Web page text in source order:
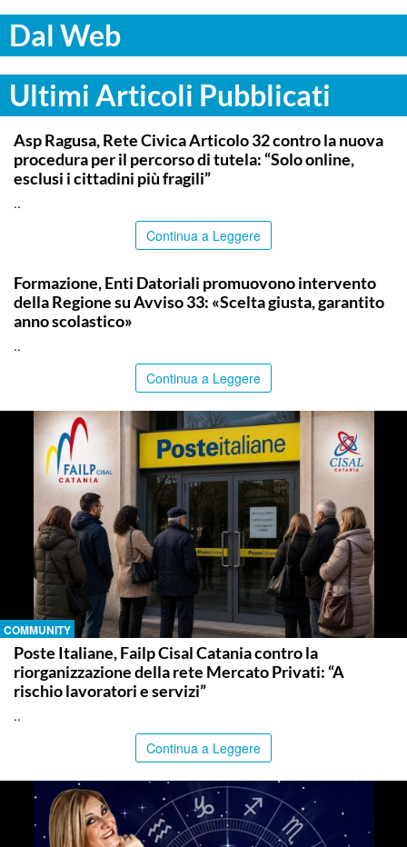
Dal Web
Ultimi Articoli Pubblicati
COMMUNITY
Asp Ragusa, Rete Civica Articolo 32 contro la nuova
procedura per il percorso di tutela: “Solo online,
esclusi i cittadini più fragili”
..
Continua a Leggere
Formazione, Enti Datoriali promuovono intervento
della Regione su Avviso 33: «Scelta giusta, garantito
anno scolastico»
..
Continua a Leggere
COMMUNITY
Poste Italiane, Failp Cisal Catania contro la
riorganizzazione della rete Mercato Privati: “A
rischio lavoratori e servizi”
..
Continua a Leggere